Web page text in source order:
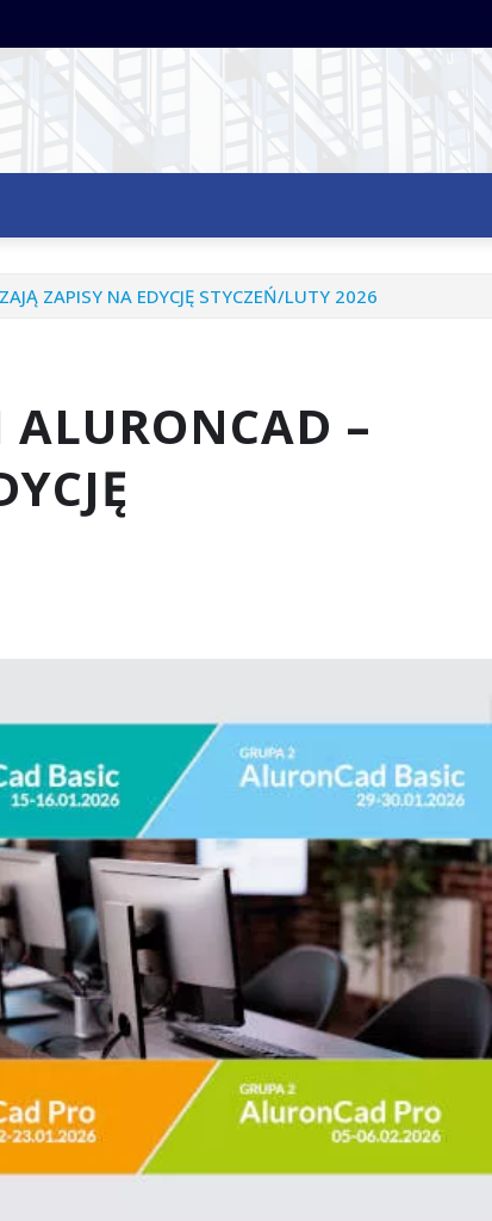
ZAPISY NA EDYCJĘ STYCZEŃ/LUTY 2026
ALURONCAD –